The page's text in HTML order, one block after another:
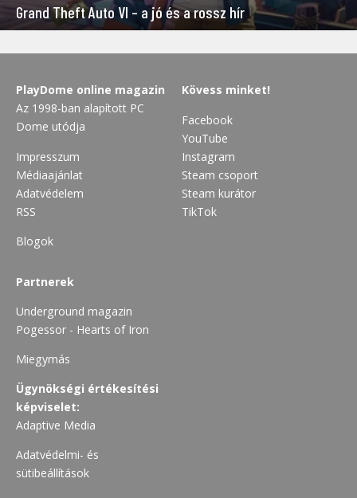
Grand Theft Auto VI – a jó és a rossz hír
PlayDome online magazin
Az 1998-ban alapított PC
Dome utódja
Impresszum
Médiaajánlat
Adatvédelem
RSS
Blogok
Kövess minket!
Facebook
YouTube
Instagram
Steam csoport
Steam kurátor
TikTok
Partnerek
Underground magazin
Pogessor - Hearts of Iron
Miegymás
Ügynökségi értékesítési
képviselet:
Adaptive Media
Adatvédelmi- és
sütibeállítások